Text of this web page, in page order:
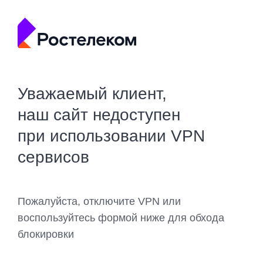
Уважаемый клиент,
наш сайт недоступен
при использовании VPN
сервисов
Пожалуйста, отключите VPN или
воспользуйтесь формой ниже для обхода
блокировки